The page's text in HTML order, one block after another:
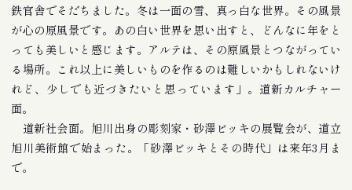
鉄官舎でそだちました。冬は一面の雪、真っ白な世界。その風景
が心の原風景です。あの白い世界を思い出すと、どんなに年をと
っても美しいと感じます。アルテは、その原風景とつながってい
る場所。これ以上に美しいものを作るのは難しいかもしれないけ
れど、少しでも近づきたいと思っています」。道新カルチャー
面。
道新社会面。旭川出身の彫刻家・砂澤ビッキの展覧会が、道立
旭川美術館で始まった。「砂澤ビッキとその時代」は来年3月ま
で。